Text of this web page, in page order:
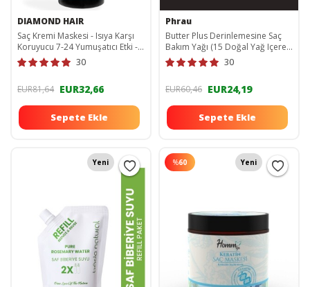
DIAMOND HAIR
Saç Kremi Maskesi - Isıya Karşı
Koruyucu 7-24 Yumuşatıcı Etki -
Kolajen, Argan, Keratin, Shea
Butter MASK
30
EUR81,64 EUR32,66
Sepete Ekle
Phrau
Butter Plus Derinlemesine Saç
Bakım Yağı (15 Doğal Yağ Içeren
Besleyici Ve Güçlendirici Formül)
PHR2021028
30
EUR60,46 EUR24,19
Sepete Ekle
Yeni %60 Yeni